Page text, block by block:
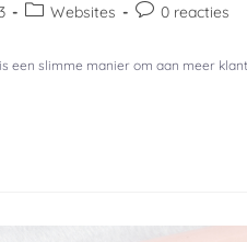
Websites 0 reacties
een slimme manier om aan meer